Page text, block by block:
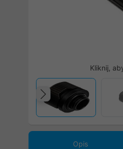
Kliknij,
Poprzedni
Opis